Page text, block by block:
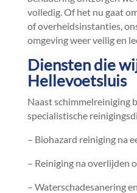
volledig.​ Of het nu gaat
of overheidsinstanties,
omgeving weer veilig en
Diensten die
Hellevoetsluis
Naast schimmelreiniging
specialistische
– Biohazard reiniging na
– Reiniging na overlijden
– Waterschadesanering